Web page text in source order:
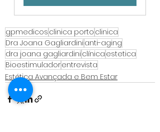
gpmedicos clinica porto clinica
Dra Joana Gagliardini anti-aging
dra joana gagliardini clínica estetica
Bioestimuladorentrevista
Estética Avançada e Bem Estar